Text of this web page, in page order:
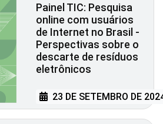
Painel TIC: Pesquisa
online com usuários
de Internet no Brasil -
Perspectivas sobre o
descarte de resíduos
eletrônicos
23 DE SETEMBRO DE